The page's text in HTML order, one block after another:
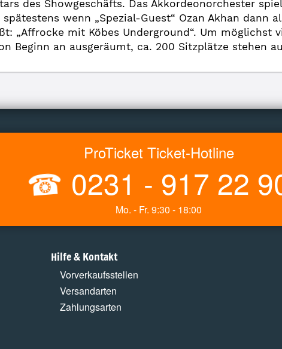
des Showgeschäfts. Das Akkordeonorchester
wenn „Spezial-Guest“ Ozan Akhan dann
„Affrocke mit Köbes Underground“. Um möglichst
Beginn an ausgeräumt, ca. 200 Sitzplätze stehen
ProTicket Ticket-Hotline
☎ 0231 - 917 22
Mo. - Fr. 9:30 - 18:00
Hilfe & Kontakt
Vorverkaufsstellen
Versandarten
Zahlungsarten